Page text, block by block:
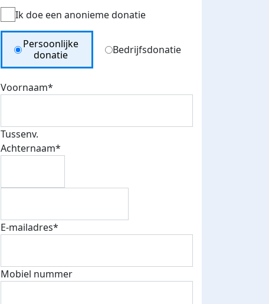
Ik doe een anonieme donatie
Donation Type
Persoonlijke
donatie
Bedrijfsdonatie
Voornaam*
Tussenv.
Achternaam*
E-mailadres*
Mobiel nummer